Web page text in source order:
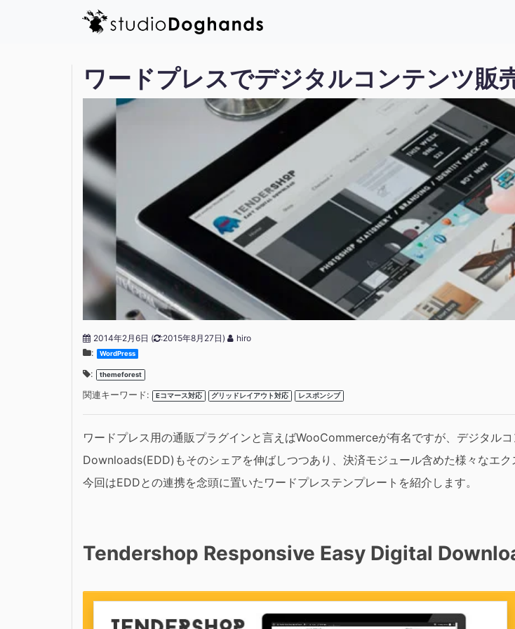
ワードプレスでデジタルコンテンツ販
2014年2月6日 ( :2015年8月27日)
hiro
:
WordPress
: themeforest
関連キーワード: Eコマース対応 グリッドレイアウト対応 レスポンシブ
ワードプレス用の通販プラグインと言えばWooCommerceが有名ですが、デジタル
Downloads(EDD)もそのシェアを伸ばしつつあり、決済モジュール含めた様々なエク
今回はEDDとの連携を念頭に置いたワードプレステンプレートを紹介します。
Tendershop Responsive Easy Digital